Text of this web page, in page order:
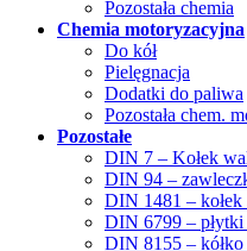
Pozostała chemia
Chemia motoryzacyjna
Do kół
Pielęgnacja
Dodatki do paliwa
Pozostała chem.
Pozostałe
DIN 7 – Kołek
DIN 94 –
DIN 1481 –
DIN 6799 – płytki
DIN 8155 –